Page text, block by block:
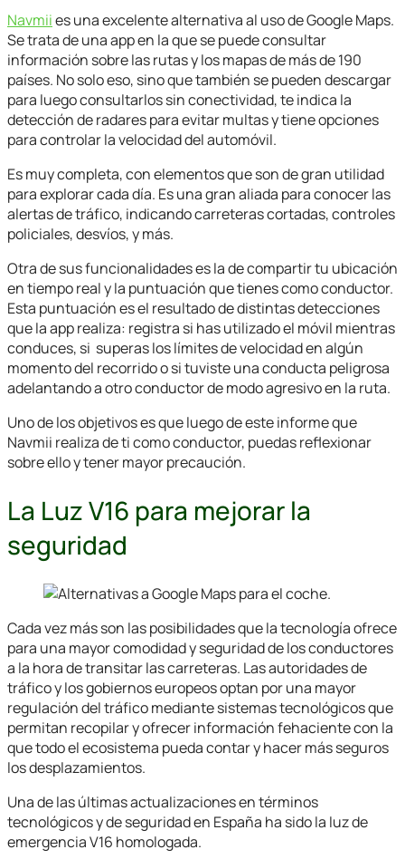
Navmiies una excelente alternativa al uso de Google Maps.
Se trata de una app en la que se puede consultar
información sobre las rutas y los mapas de más de 190
países. No solo eso, sino que también se pueden descargar
para luego consultarlos sin conectividad, te indica la
detección de radares para evitar multas y tiene opciones
para controlar la velocidad del automóvil.
Es muy completa, con elementos que son de gran utilidad
para explorar cada día. Es una gran aliada para conocer las
alertas de tráfico, indicando carreteras cortadas, controles
policiales, desvíos, y más.
Otra de sus funcionalidades es la de compartir tu ubicación
en tiempo real y la puntuación que tienes como conductor.
Esta puntuación es el resultado de distintas detecciones
que la app realiza: registra si has utilizado el móvil mientras
conduces, si superas los límites de velocidad en algún
momento del recorrido o si tuviste una conducta peligrosa
adelantando a otro conductor de modo agresivo en la ruta.
Uno de los objetivos es que luego de este informe que
Navmii realiza de ti como conductor, puedas reflexionar
sobre ello y tener mayor precaución.
La Luz V16 para mejorar la
seguridad
Cada vez más son las posibilidades que la tecnología ofrece
para una mayor comodidad y seguridad de los conductores
a la hora de transitar las carreteras. Las autoridades de
tráfico y los gobiernos europeos optan por una mayor
regulación del tráfico mediante sistemas tecnológicos que
permitan recopilar y ofrecer información fehaciente con la
que todo el ecosistema pueda contar y hacer más seguros
los desplazamientos.
Una de las últimas actualizaciones en términos
tecnológicos y de seguridad en España ha sido la luz de
emergencia V16 homologada.